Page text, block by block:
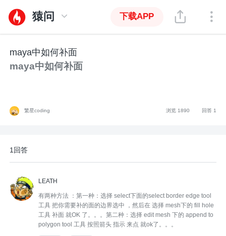
猿问 下载APP
maya中如何补面
maya中如何补面
繁星coding 浏览 1890 回答 1
1回答
LEATH
有两种方法 ：第一种：选择 select下面的select border edge tool
工具 把你需要补的面的边界选中 ，然后在 选择 mesh下的 fill hole
工具 补面 就OK 了。。。第二种：选择 edit mesh 下的 append to
polygon tool 工具 按照箭头 指示 来点 就ok了。。。